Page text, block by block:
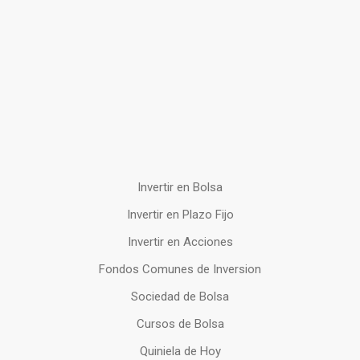
Invertir en Bolsa
Invertir en Plazo Fijo
Invertir en Acciones
Fondos Comunes de Inversion
Sociedad de Bolsa
Cursos de Bolsa
Quiniela de Hoy